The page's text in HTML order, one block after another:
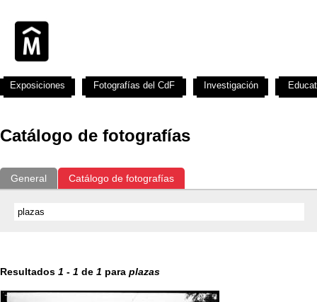
Catálogo de fotografías
General Catálogo de fotografías
Resultados 1 - 1 de 1 para plazas
Exposiciones Fotografías del CdF Investigación